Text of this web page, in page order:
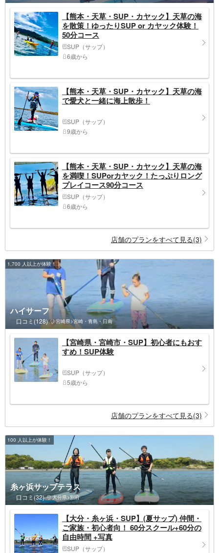
【熊本・天草・SUP・カヤック】天草の海
を散策！ゆったりSUP or カヤック体験！
50分コース
SUP（サップ）
6歳から
【熊本・天草・SUP・カヤック】天草の海
で愛犬と一緒に海上散歩！
SUP（サップ）
9歳から
【熊本・天草・SUP・カヤック】天草の海
を満喫！SUPorカヤック！たっぷりロング
プレイコース90分コース
SUP（サップ）
6歳から
店舗のプランをすべて見る(3)
1,700 人以上が体験！
ハイサーフ
口コミ(128) 宮崎県>宮崎・青島・日南
【宮崎県・宮崎市・SUP】初心者にもおす
すめ！SUP体験
SUP（サップ）
5歳から
店舗のプランをすべて見る(3)
100 人以上が体験！
糸ヶ浜サップテラス
口コミ(32) 大分県>別府
【大分・糸ヶ浜・SUP】(夏サップ) 仲間・
ご家族・初心者向！ 60分スクール+60分の
自由時間 +写真
SUP（サップ）